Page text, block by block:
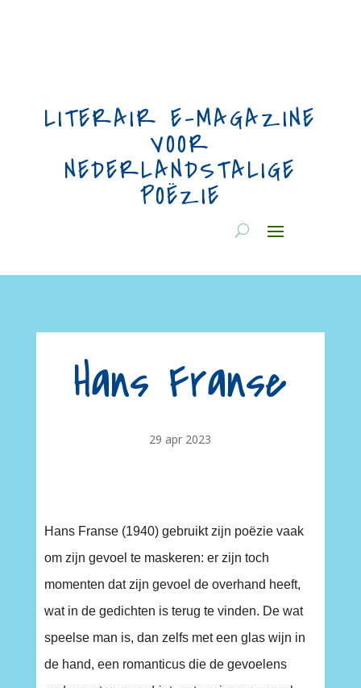
LITERAIR E-MAGAZINE
VOOR
NEDERLANDSTALIGE
POËZIE
Hans Franse
29 apr 2023
Hans Franse (1940) gebruikt zijn poëzie vaak
om zijn gevoel te maskeren: er zijn toch
momenten dat zijn gevoel de overhand heeft,
wat in de gedichten is terug te vinden. De wat
speelse man is, dan zelfs met een glas wijn in
de hand, een romanticus die de gevoelens